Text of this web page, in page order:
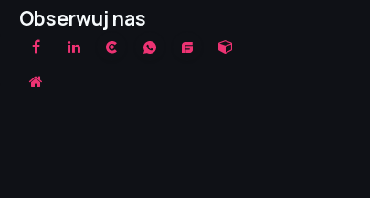
Obserwuj nas